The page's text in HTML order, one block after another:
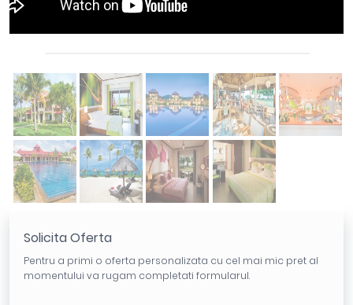
Solicita Oferta
Pentru a primi o oferta personalizata cu cel mai mic pret al
momentului va rugam completati formularul.